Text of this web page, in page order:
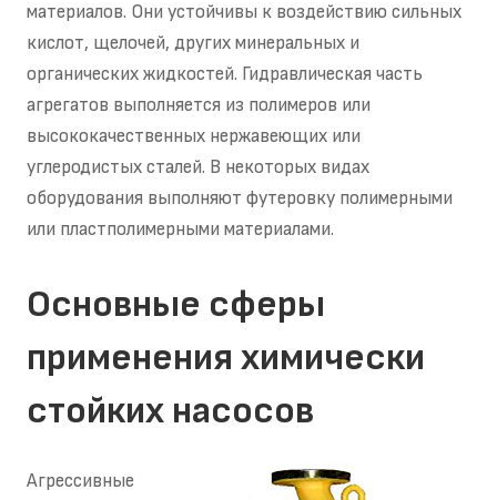
материалов. Они устойчивы к воздействию сильных
кислот, щелочей, других минеральных и
органических жидкостей. Гидравлическая часть
агрегатов выполняется из полимеров или
высококачественных нержавеющих или
углеродистых сталей. В некоторых видах
оборудования выполняют футеровку полимерными
или пластполимерными материалами.
Основные сферы
применения химически
стойких насосов
Агрессивные